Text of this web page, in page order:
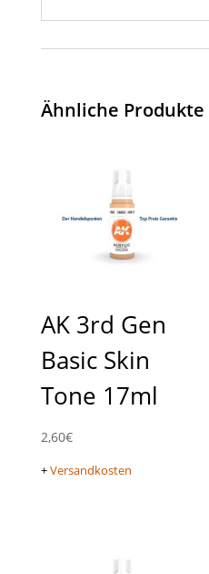
Ähnliche Produkte
AK 3rd Gen
Basic Skin
Tone 17ml
2,60€
+Versandkosten